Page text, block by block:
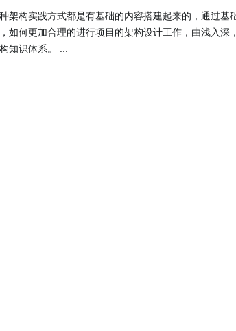
架构实践方式都是有基础的内容搭建起来的，通过基
如何更加合理的进行项目的架构设计工作，由浅入深
知识体系。 ...